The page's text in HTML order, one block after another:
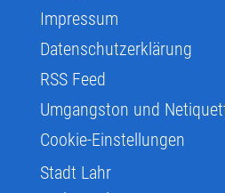
Impressum
Datenschutzerklärung
RSS Feed
Umgangston und
Cookie-Einstellungen
Stadt Lahr